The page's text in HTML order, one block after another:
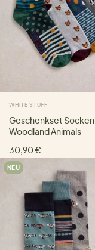
WHITE STUFF
Geschenkset Socken
Woodland Animals
30,90 €
NEU